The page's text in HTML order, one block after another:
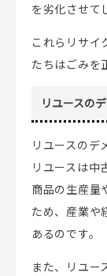
を劣化させて
これらリサイ
たちはごみを
リユースの
リユースのデ
リユースは中
商品の生産量
ため、産業や
あるのです。
また、リユー